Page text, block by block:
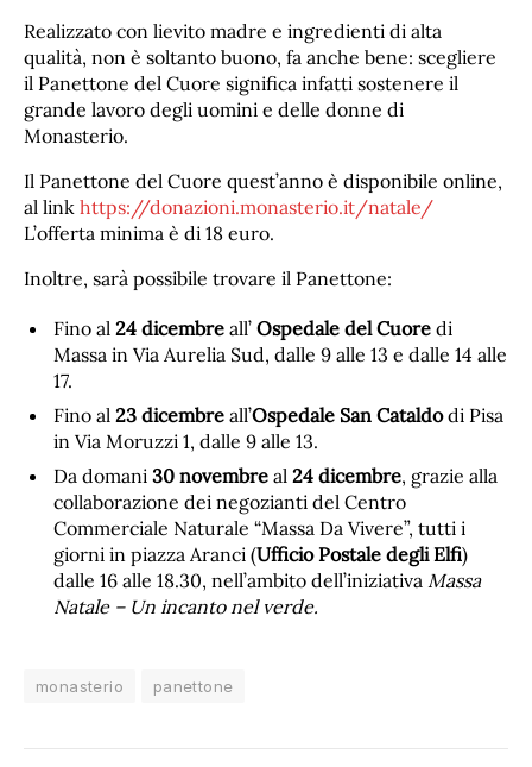
Realizzato con lievito madre e ingredienti di alta
qualità, non è soltanto buono, fa anche bene: scegliere
il Panettone del Cuore significa infatti sostenere il
grande lavoro degli uomini e delle donne di
Monasterio.
Il Panettone del Cuore quest’anno è disponibile online,
al link https://donazioni.monasterio.it/natale/
L’offerta minima è di 18 euro.
Inoltre, sarà possibile trovare il Panettone:
Fino al 24 dicembre all’ Ospedale del Cuore di
Massa in Via Aurelia Sud, dalle 9 alle 13 e dalle 14 alle
17.
Fino al 23 dicembre all’Ospedale San Cataldodi Pisa
in Via Moruzzi 1, dalle 9 alle 13.
Da domani 30 novembre al 24 dicembre, grazie alla
collaborazione dei negozianti del Centro
Commerciale Naturale “Massa Da Vivere”, tutti i
giorni in piazza Aranci (Ufficio Postale degli Elfi)
dalle 16 alle 18.30, nell’ambito dell’iniziativa Massa
Natale – Un incanto nel verde.
monasterio panettone